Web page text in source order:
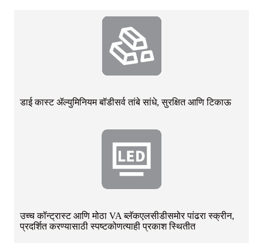
डाई कास्ट ॲल्युमिनियम बॉडीसर्व तांबे सांधे, सुरक्षित आणि टिकाऊ
उच्च कॉन्ट्रास्ट आणि मोठा VA ब्लॅकएलसीडीसमोर पांढरा स्क्रीन,
प्रदर्शित करण्यासाठी स्पष्टकोणत्याही प्रकाश स्थितीत